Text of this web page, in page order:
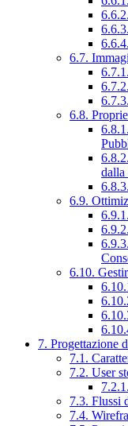
6.7.
6.8.
dalla
6.9.
6.10.
7. Progettazione
7.1.
7.2. User
7.3. Flussi
7.4.